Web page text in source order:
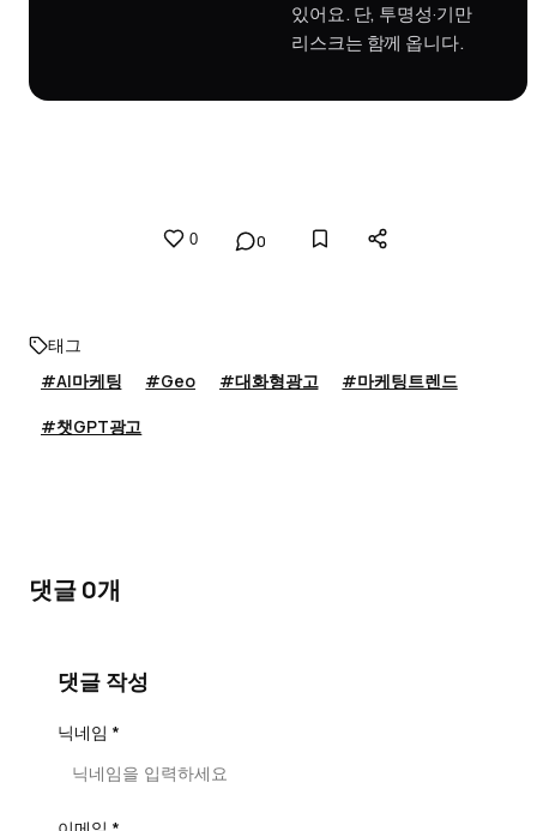
있어요. 단, 투명성·기만
리스크는 함께 옵니다.
0 0
태그
#AI마케팅
#Geo #대화형광고
#마케팅트렌드
#챗GPT광고
댓글 0개
댓글 작성
닉네임 *